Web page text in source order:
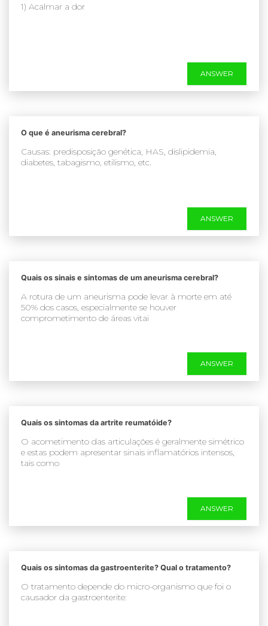
1) Acalmar a dor
ANSWER
O que é aneurisma cerebral?
Causas: predisposição genética, HAS, dislipidemia,
diabetes, tabagismo, etilismo, etc.
ANSWER
Quais os sinais e sintomas de um aneurisma cerebral?
A rotura de um aneurisma pode levar à morte em até
50% dos casos, especialmente se houver
comprometimento de áreas vitai
ANSWER
Quais os sintomas da artrite reumatóide?
O acometimento das articulações é geralmente simétrico
e estas podem apresentar sinais inflamatórios intensos,
tais como
ANSWER
Quais os sintomas da gastroenterite? Qual o tratamento?
O tratamento depende do micro-organismo que foi o
causador da gastroenterite: